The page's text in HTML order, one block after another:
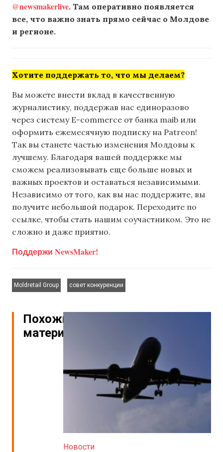
@newsmakerlive. Там оперативно появляется
все, что важно знать прямо сейчас о Молдове
и регионе.
Хотите поддержать то, что мы делаем?
Вы можете внести вклад в качественную
журналистику, поддержав нас единоразово
через систему E-commerce от банка maib или
оформить ежемесячную подписку на Patreon!
Так вы станете частью изменения Молдовы к
лучшему. Благодаря вашей поддержке мы
сможем реализовывать еще больше новых и
важных проектов и оставаться независимыми.
Независимо от того, как вы нас поддержите, вы
получите небольшой подарок. Переходите по
ссылке, чтобы стать нашим соучастником. Это не
сложно и даже приятно.
Поддержи NewsMaker!
Moldretail Group
совет конкуренции
Похожие
материалы
Новости